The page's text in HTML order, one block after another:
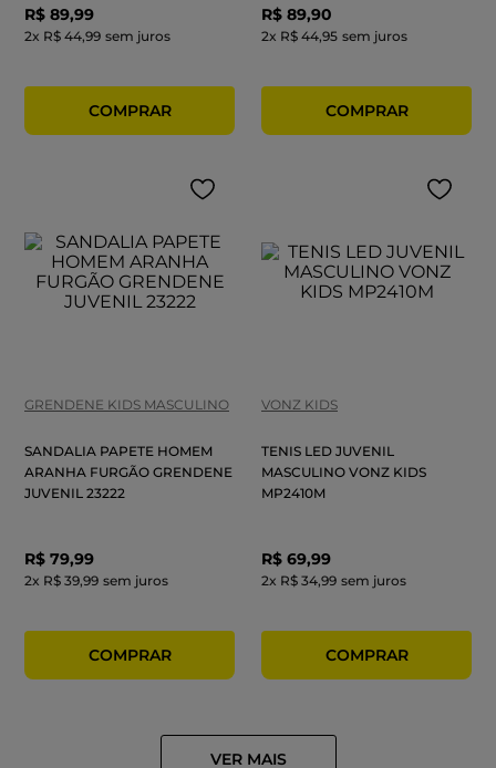
R$ 89,99
2x R$ 44,99 sem juros
R$ 89,90
2x R$ 44,95 sem juros
GRENDENE KIDS MASCULINO
SANDALIA PAPETE HOMEM
ARANHA FURGÃO GRENDENE
JUVENIL 23222
R$ 79,99
2x R$ 39,99 sem juros
VONZ KIDS
TENIS LED JUVENIL
MASCULINO VONZ KIDS
MP2410M
R$ 69,99
2x R$ 34,99 sem juros